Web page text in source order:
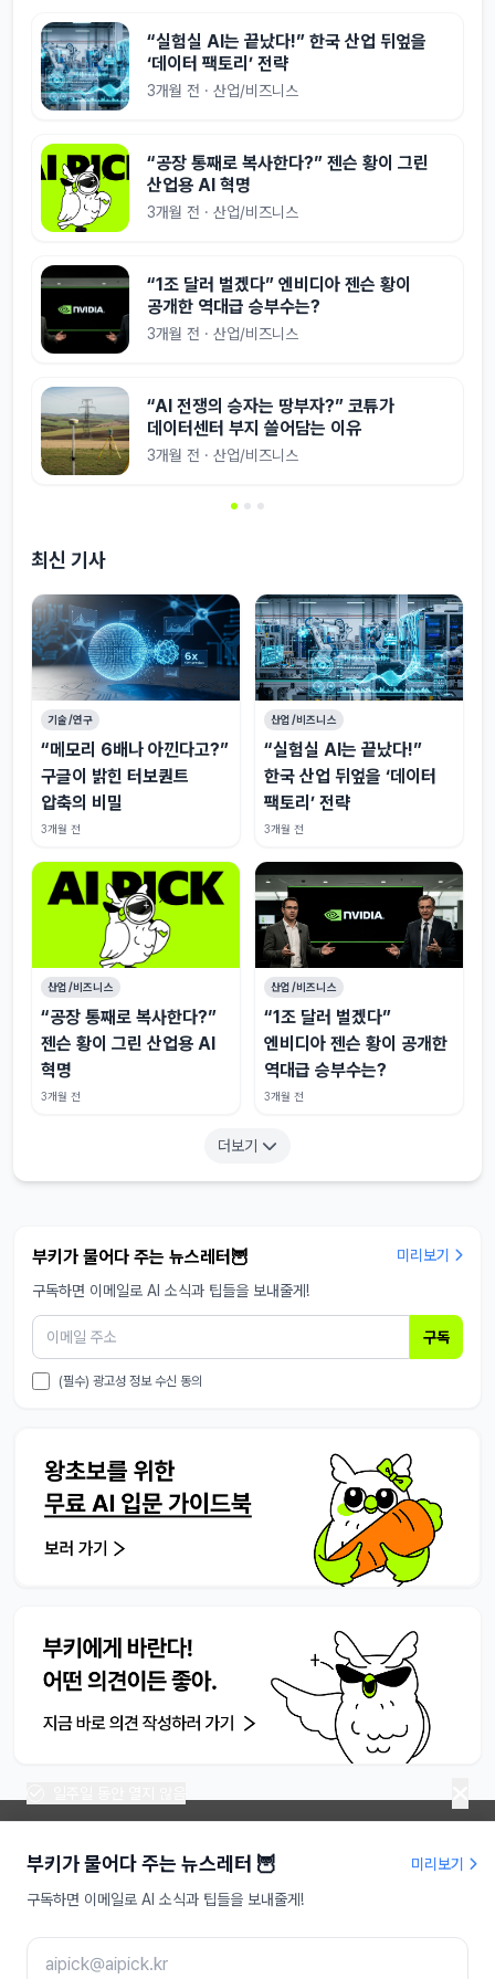
“실험실 AI는 끝났다!” 한국 산업 뒤엎을
‘데이터 팩토리’ 전략
3개월 전 · 산업/비즈니스
“공장 통째로 복사한다?” 젠슨 황이 그린
산업용 AI 혁명
3개월 전 · 산업/비즈니스
“1조 달러 벌겠다” 엔비디아 젠슨 황이
공개한 역대급 승부수는?
3개월 전 · 산업/비즈니스
“AI 전쟁의 승자는 땅부자?” 코튜가
데이터센터 부지 쓸어담는 이유
3개월 전 · 산업/비즈니스
최신 기사
기술/연구
“메모리 6배나 아낀다고?”
구글이 밝힌 터보퀀트
압축의 비밀
3개월 전
산업/비즈니스
“실험실 AI는 끝났다!”
한국 산업 뒤엎을 ‘데이터
팩토리’ 전략
3개월 전
산업/비즈니스
“공장 통째로 복사한다?”
젠슨 황이 그린 산업용 AI
혁명
3개월 전
산업/비즈니스
“1조 달러 벌겠다”
엔비디아 젠슨 황이 공개한
역대급 승부수는?
3개월 전
더보기
미리보기
부키가 물어다 주는 뉴스레터 🦉
구독하면 이메일로 AI 소식과 팁들을 보내줄게!
부키가 물어다 주는 뉴스레터🦉
미리보기
구독하면 이메일로 AI 소식과 팁들을 보내줄게!
구독
(필수) 광고성 정보 수신 동의
라이프해킹주식회사 | 대표 송명진
사업자등록번호 : 479-81-01709
이메일 :aipick@aipick.kr